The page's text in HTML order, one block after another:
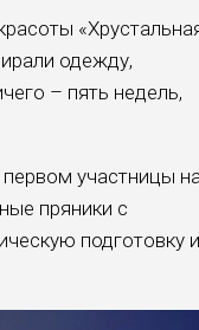
одежду,
– пять недель,
участницы
пряники с
подготовку и